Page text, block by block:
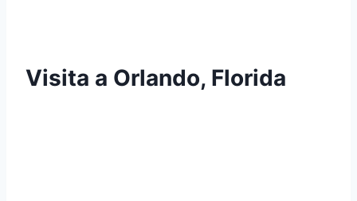
Visita a Orlando, Florida